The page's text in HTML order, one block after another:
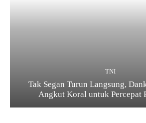
TNI
Tak Segan Turun Langsung,
Angkut Koral untuk Percepat